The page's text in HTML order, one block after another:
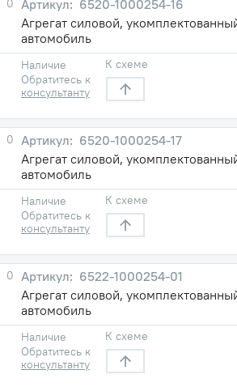
0
6520-1000254-16
Агрегат силовой,
автомобиль
Наличие
Обратитесь к
консультанту
К схеме
0
6520-1000254-17
Агрегат силовой,
автомобиль
Наличие
Обратитесь к
консультанту
К схеме
0
6522-1000254-01
Агрегат силовой,
автомобиль
Наличие
Обратитесь к
консультанту
К схеме